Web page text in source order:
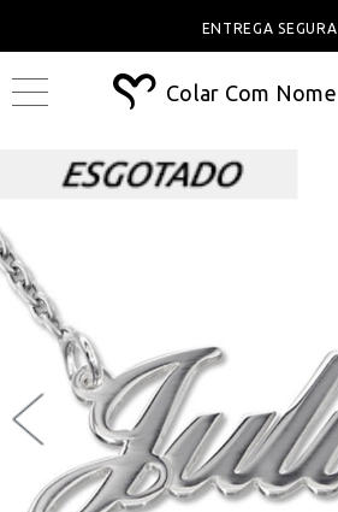
ENTREGA SEGURA
Colar Com Nome